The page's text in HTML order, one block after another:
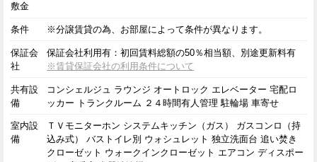
敷金
条件 ※分譲賃貸の為、お部屋によって条件が異なります。
保証会
社
保証会社利用有：初回賃料総額の50％相当額、別途更新料有
※賃貸保証会社の利用条件について
共有設
備
コンシェルジュ ラウンジ オートロック エレベーター 宅配ロ
ッカー トランクルーム ２４時間有人管理 駐輪場 車寄せ
室内設
備
ＴＶモニターホン システムキッチン（ガス） ガスコンロ（持
込み式） バストイレ別 ウォシュレット 独立洗面台 追い焚き
クローゼット ウォークインクローゼット エアコン ディスポー